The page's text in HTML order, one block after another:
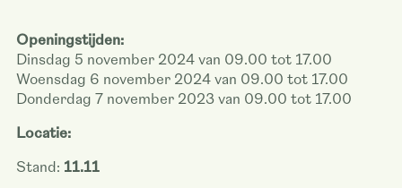
Openingstijden:
Dinsdag 5 november 2024 van 09.00 tot 17.00
Woensdag 6 november 2024 van 09.00 tot 17.00
Donderdag 7 november 2023 van 09.00 tot 17.00
Locatie:
Stand: 11.11